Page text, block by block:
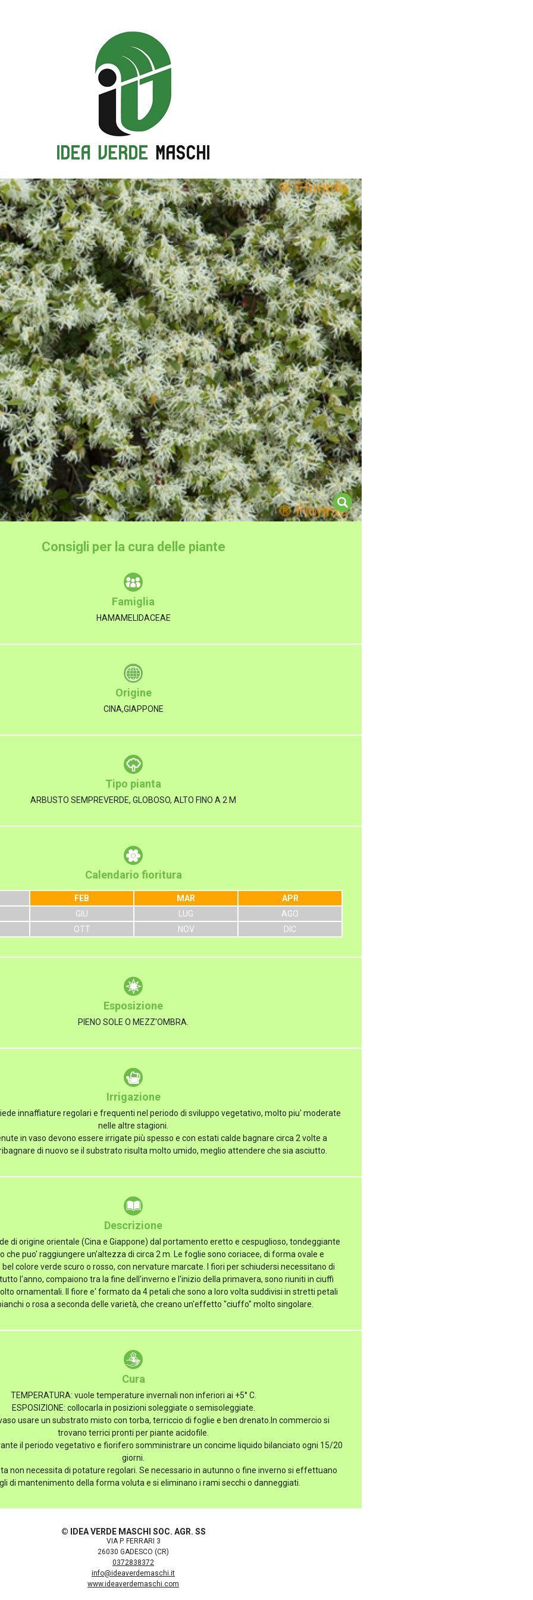
Consigli per la cura delle piante
Famiglia
HAMAMELIDACEAE
Origine
CINA,GIAPPONE
Tipo pianta
ARBUSTO SEMPREVERDE, GLOBOSO, ALTO FINO A 2 M
Calendario fioritura
FEB MAR
APR
GIU LUG
AGO
OTT NOV DIC
Esposizione
PIENO SOLE O MEZZ'OMBRA.
Irrigazione
innaffiature regolari e frequenti nel periodo di sviluppo vegetativo, molto piu' moderate
nelle altre stagioni.
in vaso devono essere irrigate più spesso e con estati calde bagnare circa 2 volte a
di nuovo se il substrato risulta molto umido, meglio attendere che sia asciutto.
Descrizione
di origine orientale (Cina e Giappone) dal portamento eretto e cespuglioso, tondeggiante
che puo' raggiungere un'altezza di circa 2 m. Le foglie sono coriacee, di forma ovale e
colore verde scuro o rosso, con nervature marcate. I fiori per schiudersi necessitano di
l'anno, compaiono tra la fine dell'inverno e l'inizio della primavera, sono riuniti in ciuffi
ornamentali. Il fiore e' formato da 4 petali che sono a loro volta suddivisi in stretti petali
o rosa a seconda delle varietà, che creano un'effetto "ciuffo" molto singolare.
Cura
TEMPERATURA: vuole temperature invernali non inferiori ai +5° C.
ESPOSIZIONE: collocarla in posizioni soleggiate o semisoleggiate.
usare un substrato misto con torba, terriccio di foglie e ben drenato.In commercio si
trovano terrici pronti per piante acidofile.
il periodo vegetativo e fiorifero somministrare un concime liquido bilanciato ogni 15/20
giorni.
non necessita di potature regolari. Se necessario in autunno o fine inverno si effettuano
di mantenimento della forma voluta e si eliminano i rami secchi o danneggiati.
© IDEA VERDE MASCHI SOC. AGR. SS
VIA P. FERRARI 3
26030 GADESCO (CR)
0372838372
info@ideaverdemaschi.it
www.ideaverdemaschi.com